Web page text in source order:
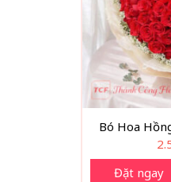
Bó Hoa
Đặt ngay